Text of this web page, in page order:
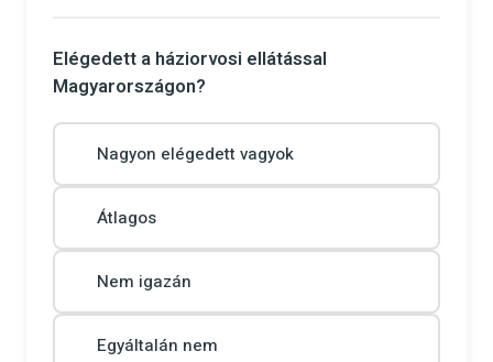
Elégedett a háziorvosi ellátással
Magyarországon?
Nagyon elégedett vagyok
Átlagos
Nem igazán
Egyáltalán nem